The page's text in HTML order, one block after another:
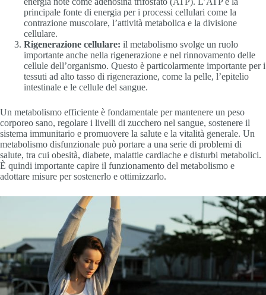
principale fonte di energia per i processi cellulari come la
contrazione muscolare, l’attività metabolica e la divisione
cellulare.
Rigenerazione cellulare: il metabolismo svolge un ruolo
importante anche nella rigenerazione e nel rinnovamento delle
cellule dell’organismo. Questo è particolarmente importante per i
tessuti ad alto tasso di rigenerazione, come la pelle, l’epitelio
intestinale e le cellule del sangue.
Un metabolismo efficiente è fondamentale per mantenere un peso
corporeo sano, regolare i livelli di zucchero nel sangue, sostenere il
sistema immunitario e promuovere la salute e la vitalità generale. Un
metabolismo disfunzionale può portare a una serie di problemi di
salute, tra cui obesità, diabete, malattie cardiache e disturbi metabolici.
È quindi importante capire il funzionamento del metabolismo e
adottare misure per sostenerlo e ottimizzarlo.